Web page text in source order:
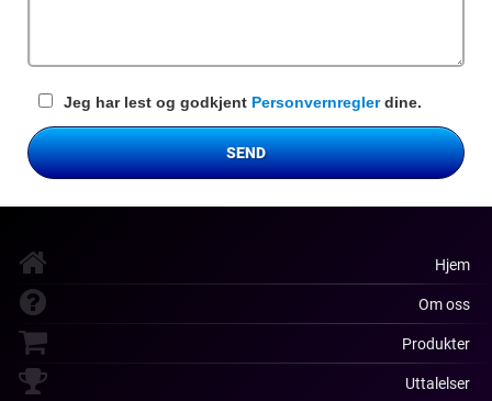
Jeg har lest og godkjent Personvernreglerdine.
SEND
Hjem
Om oss
Produkter
Uttalelser